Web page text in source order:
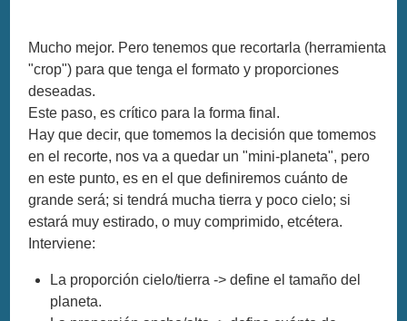
Mucho mejor. Pero tenemos que recortarla (herramienta
"crop") para que tenga el formato y proporciones
deseadas.
Este paso, es crítico para la forma final.
Hay que decir, que tomemos la decisión que tomemos
en el recorte, nos va a quedar un "mini-planeta", pero
en este punto, es en el que definiremos cuánto de
grande será; si tendrá mucha tierra y poco cielo; si
estará muy estirado, o muy comprimido, etcétera.
Interviene:
La proporción cielo/tierra -> define el tamaño del
planeta.